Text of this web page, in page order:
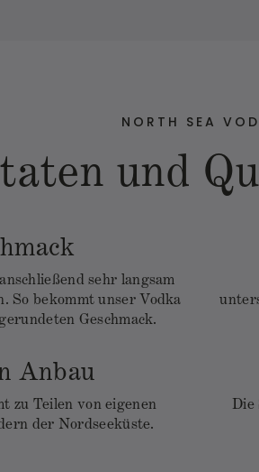
NORTH SEA
und
sehr langsam
So bekommt unser Vodka
Geschmack.
Anbau
zu Teilen von eigenen
der Nordseeküste.
Die